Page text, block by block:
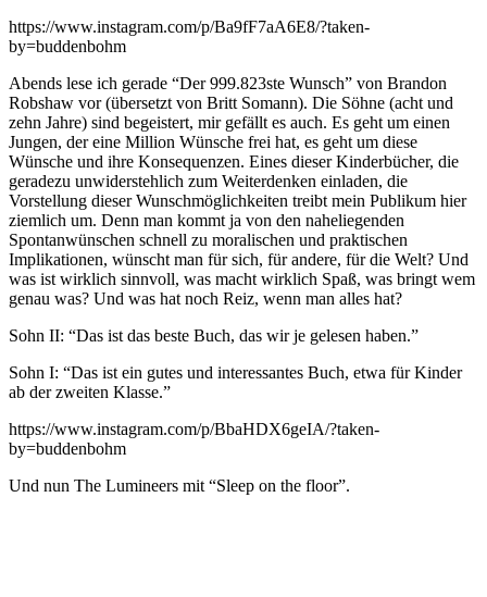
https://www.instagram.com/p/Ba9fF7aA6E8/?taken-
by=buddenbohm
Abends lese ich gerade “Der 999.823ste Wunsch” von Brandon
Robshaw vor (übersetzt von Britt Somann). Die Söhne (acht und
zehn Jahre) sind begeistert, mir gefällt es auch. Es geht um einen
Jungen, der eine Million Wünsche frei hat, es geht um diese
Wünsche und ihre Konsequenzen. Eines dieser Kinderbücher, die
geradezu unwiderstehlich zum Weiterdenken einladen, die
Vorstellung dieser Wunschmöglichkeiten treibt mein Publikum hier
ziemlich um. Denn man kommt ja von den naheliegenden
Spontanwünschen schnell zu moralischen und praktischen
Implikationen, wünscht man für sich, für andere, für die Welt? Und
was ist wirklich sinnvoll, was macht wirklich Spaß, was bringt wem
genau was? Und was hat noch Reiz, wenn man alles hat?
Sohn II: “Das ist das beste Buch, das wir je gelesen haben.”
Sohn I: “Das ist ein gutes und interessantes Buch, etwa für Kinder
ab der zweiten Klasse.”
https://www.instagram.com/p/BbaHDX6geIA/?taken-
by=buddenbohm
Und nun The Lumineers mit “Sleep on the floor”.